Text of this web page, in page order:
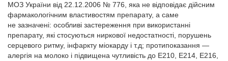
МОЗ України від 22.12.2006 № 776, яка не відповідає дійсним
фармакологічним властивостям препарату, а саме
не зазначені: особливі застереження при використанні
препарату, які стосуються ниркової недостатності, порушень
серцевого ритму, інфаркту міокарду і т.д; протипоказання —
алергія на молоко і підвищена чутливість до Е210, Е214, Е216,